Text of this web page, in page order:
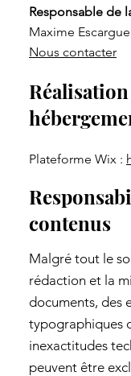
Responsable de
Maxime
Nous contacter
Plateforme Wix :
contenus
Malgré tout le
rédaction et la
documents, des
typographiques
inexactitudes
peuvent être